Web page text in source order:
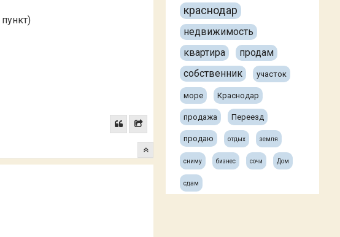
краснодар
недвижимость
квартира
продам
собственник
участок
море Краснодар
продажа Переезд
продаю отдых земля
сниму бизнес сочи Дом
сдам